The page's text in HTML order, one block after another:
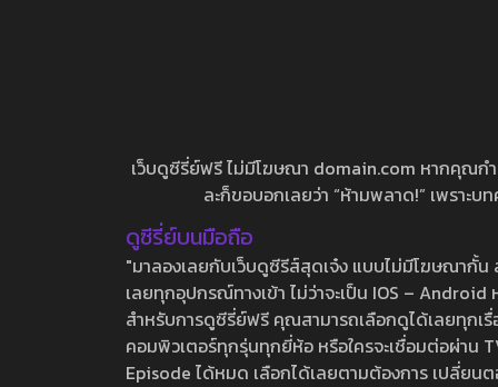
เว็บดูซีรี่ย์ฟรี ไม่มีโฆษณา domain.com หากคุณก
ละก็ขอบอกเลยว่า “ห้ามพลาด!” เพราะ
ดูซีรี่ย์บนมือถือ
"มาลองเลยกับเว็บดูซีรีส์สุดเจ๋ง แบบไม่มีโฆษณากั้
เลยทุกอุปกรณ์ทางเข้า ไม่ว่าจะเป็น IOS –
สำหรับการดูซีรี่ย์ฟรี คุณสามารถเลือกดูได้เลยทุกเ
คอมพิวเตอร์ทุกรุ่นทุกยี่ห้อ หรือใครจะเชื่อมต่อผ่าน
Episode ได้หมด เลือกได้เลยตามต้องการ เปลี่ยน